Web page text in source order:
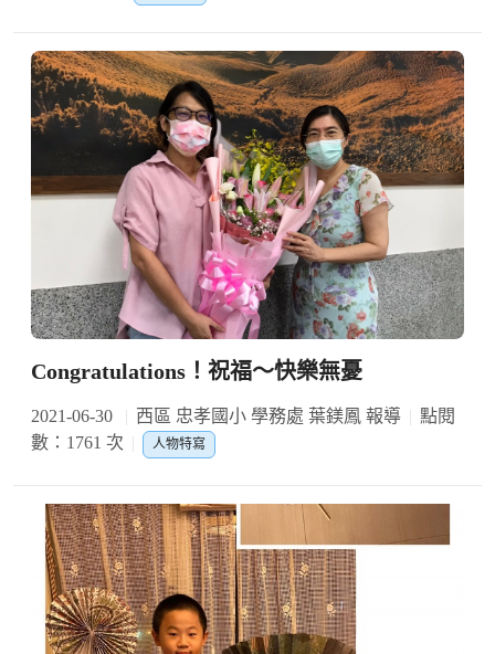
Congratulations！祝福～快樂無憂
2021-06-30 西區 忠孝國小 學務處 葉鎂鳳 報導
點閱
數：1761 次
人物特寫